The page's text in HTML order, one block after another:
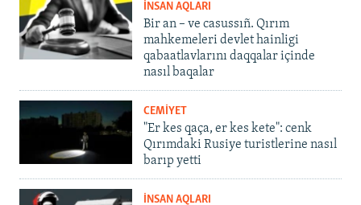
İNSAN AQLARI
Bir an – ve casussıñ. Qırım
mahkemeleri devlet hainligi
qabaatlavlarını daqqalar içinde
nasıl baqalar
CEMİYET
"Er kes qaça, er kes kete": cenk
Qırımdaki Rusiye turistlerine nasıl
barıp yetti
İNSAN AQLARI